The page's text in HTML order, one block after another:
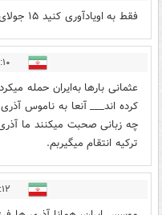
فقط به اویادآوری کنید ۱۵ جولای یادت نره
۱۸:۱۰ -
عثمانی بارها به‌ایران حمله
کرده اند___ آنعا به ناموس
چه زبانی صحبت میکنند ما
ترکیه انتقام میگیربم.
۱۸:۱۲ -